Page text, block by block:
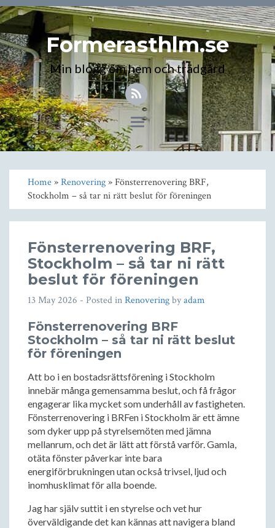
Formerasthlm.se
Min blogg om hem och trädgård
Toggle
navigation
Home»Renovering» Fönsterrenovering BRF,
Stockholm – så tar ni rätt beslut för föreningen
Fönsterrenovering BRF,
Stockholm – så tar ni rätt
beslut för föreningen
13 May 2026 - Posted inRenoveringbyadam
Fönsterrenovering BRF
Stockholm – så tar ni rätt beslut
för föreningen
Att bo i en bostadsrättsförening i Stockholm
innebär många gemensamma beslut, och få frågor
engagerar lika mycket som underhåll av fastigheten.
Fönsterrenovering i BRFen i Stockholm är ett ämne
som dyker upp på styrelsemöten med jämna
mellanrum, och det är lätt att förstå varför. Gamla,
otäta fönster påverkar inte bara
energiförbrukningen utan också trivsel, ljud och
inomhusklimat för alla boende.
Jag har själv suttit i en styrelse och vet hur
överväldigande det kan kännas att navigera bland